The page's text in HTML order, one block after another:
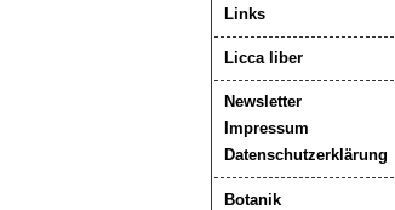
Links
Licca liber
Newsletter
Impressum
Datenschutzerklärung
Botanik